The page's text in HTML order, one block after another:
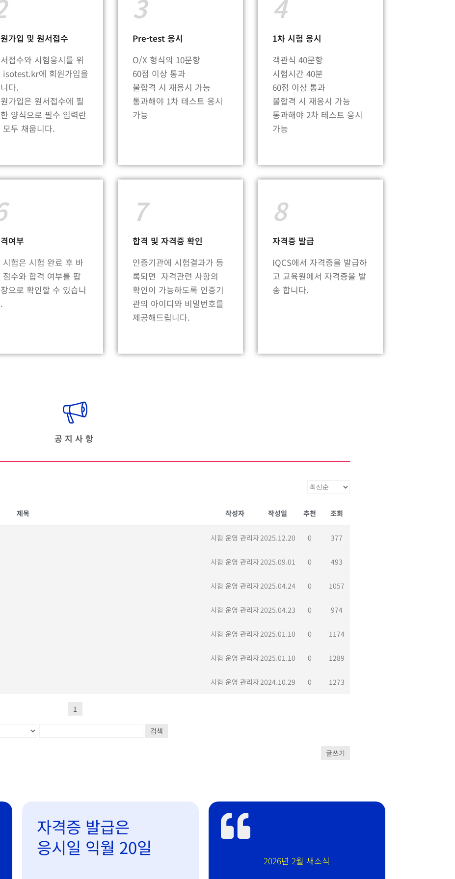
가입 및 원서접수
접수와 시험응시를 위
isotest.kr에 회원가입을
다.
가입은 원서접수에 필
양식으로 필수 입력란
모두 채웁니다.
3
Pre-test 응시
O/X 형식의 10문항
60점 이상 통과
불합격 시 재응시 가능
통과해야 1차 테스트 응시
가능
4
1차 시험 응시
객관식 40문항
시험시간 40분
60점 이상 통과
불합격 시 재응시 가능
통과해야 2차 테스트 응시
가능
여부
시험은 시험 완료 후 바
점수와 합격 여부를 팝
으로 확인할 수 있습니
7
합격 및 자격증 확인
인증기관에 시험결과가 등
록되면 자격관련 사항의
확인이 가능하도록 인증기
관의 아이디와 비밀번호를
제공해드립니다.
8
자격증 발급
IQCS에서 자격증을 발급하
고 교육원에서 자격증을 발
송 합니다.
공지사항
제목 작성자 작성일 추천 조회
시험 운영 관리자2025.12.20 0 377
시험 운영 관리자2025.09.01 0 493
시험 운영 관리자2025.04.24 0 1057
시험 운영 관리자2025.04.23 0 974
시험 운영 관리자2025.01.10 0 1174
시험 운영 관리자2025.01.10 0 1289
시험 운영 관리자2024.10.29 0 1273
1
검색
글쓰기
자격증 발급은
응시일 익월 20일
2026년 2월 새소식